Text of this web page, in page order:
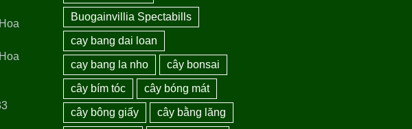
Buogainvillia Spectabills
cay bang dai loan
cay bang la nho cây bonsai
cây bím tóc cây bóng mát
cây bông giấy cây bằng lăng